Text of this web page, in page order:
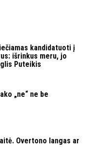
kandidatuoti į
išrinkus meru, jo
Puteikis
„ne“ ne be
Overtono langas ar